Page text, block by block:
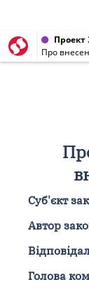
Проект